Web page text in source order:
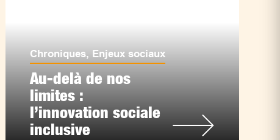
Chroniques, Enjeux sociaux
Au-delà de nos
limites :
l’innovation sociale
inclusive